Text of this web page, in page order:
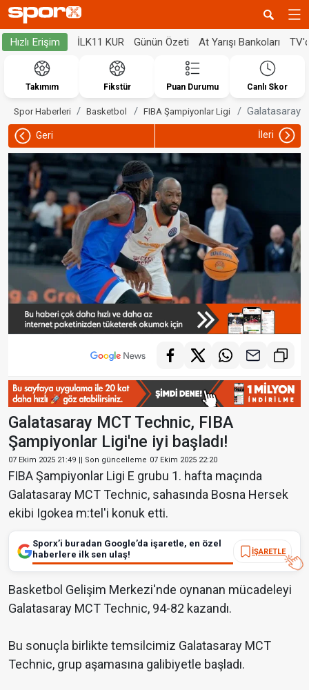
Hızlı Erişim İLK11 KUR Günün Özeti At Yarışı Bankoları
Takımım Fikstür Puan Durumu Canlı Skor
Spor Haberleri Basketbol FIBA Şampiyonlar Ligi Galatasaray
Geri İleri
Galatasaray MCT Technic, FIBA
Şampiyonlar Ligi'ne iyi başladı!
07 Ekim 2025 21:49 || Son güncelleme 07 Ekim 2025 22:20
FIBA Şampiyonlar Ligi E grubu 1. hafta maçında
Galatasaray MCT Technic, sahasında Bosna Hersek
ekibi Igokea m:tel'i konuk etti.
Sporx’i buradan Google’da işaretle, en özel
haberlere ilk sen ulaş!
İŞARETLE
Basketbol Gelişim Merkezi'nde oynanan mücadeleyi
Galatasaray MCT Technic, 94-82 kazandı.
Bu sonuçla birlikte temsilcimiz Galatasaray MCT
Technic, grup aşamasına galibiyetle başladı.